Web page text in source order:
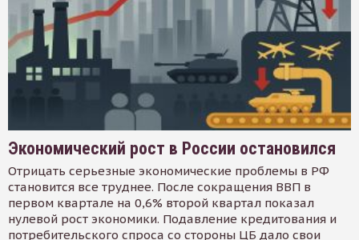
Экономический рост в России остановился
Отрицать серьезные экономические проблемы в РФ
становится все труднее. После сокращения ВВП в
первом квартале на 0,6% второй квартал показал
нулевой рост экономики. Подавление кредитования и
потребительского спроса со стороны ЦБ дало свои